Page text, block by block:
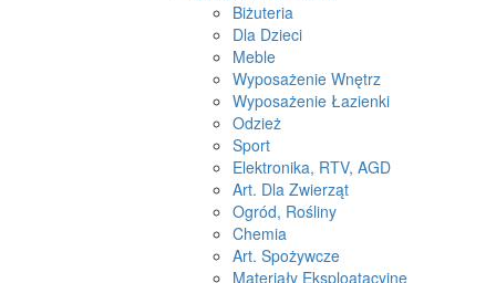
Biżuteria
Dla Dzieci
Meble
Wyposażenie Wnętrz
Wyposażenie Łazienki
Odzież
Sport
Elektronika, RTV, AGD
Art. Dla Zwierząt
Ogród, Rośliny
Chemia
Art. Spożywcze
Materiały Eksploatacyjne